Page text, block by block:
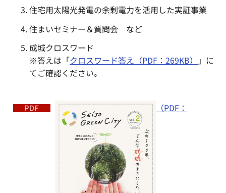
住宅用太陽光発電の余剰電力を活用した実証事業
住まいセミナー＆質問会 など
成城クロスワード
※答えは「クロスワード答え（PDF：269KB）
」に
てご確認ください。
（PDF：